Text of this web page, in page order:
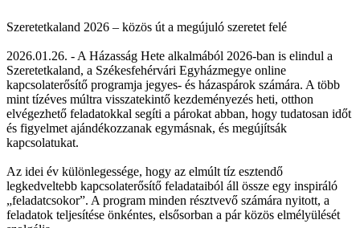
Szeretetkaland 2026 – közös út a megújuló szeretet felé
2026.01.26. - A Házasság Hete alkalmából 2026-ban is elindul a
Szeretetkaland, a Székesfehérvári Egyházmegye online
kapcsolaterősítő programja jegyes- és házaspárok számára. A több
mint tízéves múltra visszatekintő kezdeményezés heti, otthon
elvégezhető feladatokkal segíti a párokat abban, hogy tudatosan időt
és figyelmet ajándékozzanak egymásnak, és megújítsák
kapcsolatukat.
Az idei év különlegessége, hogy az elmúlt tíz esztendő
legkedveltebb kapcsolaterősítő feladataiból áll össze egy inspiráló
„feladatcsokor”. A program minden résztvevő számára nyitott, a
feladatok teljesítése önkéntes, elsősorban a pár közös elmélyülését